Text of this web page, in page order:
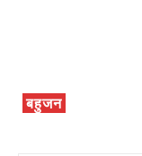
बहुजन